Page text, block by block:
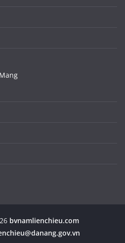
bvnamlienchieu.com